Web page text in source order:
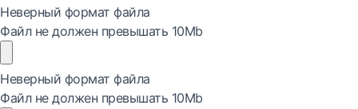
Неверный формат файла
Файл не должен превышать 10Mb
Неверный формат файла
Файл не должен превышать 10Mb